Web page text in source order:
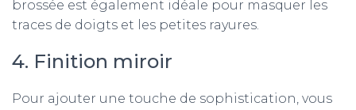
brossée est également idéale pour masquer les
traces de doigts et les petites rayures.
4. Finition miroir
Pour ajouter une touche de sophistication, vous